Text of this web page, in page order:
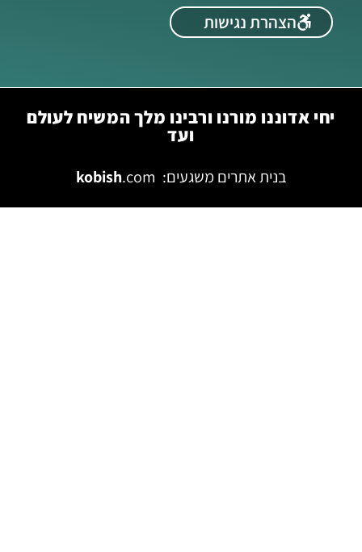
הצהרת נגישות
יחי אדוננו מורנו ורבינו מלך המשיח לעולם
ועד
בנית אתרים משגעים: kobish.com